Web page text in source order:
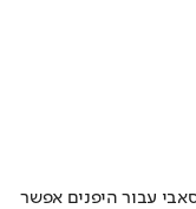
עבור היפנים אפשר